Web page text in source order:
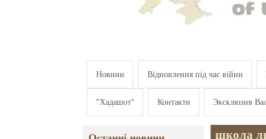
Новини Відновлення під час війни
"Хадашот" Контакти Эксклюзив
школа